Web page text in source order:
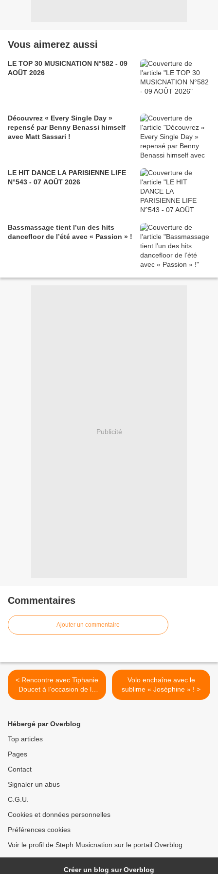
Vous aimerez aussi
LE TOP 30 MUSICNATION N°582 - 09
AOÛT 2026
Découvrez « Every Single Day »
repensé par Benny Benassi himself
avec Matt Sassari !
LE HIT DANCE LA PARISIENNE LIFE
N°543 - 07 AOÛT 2026
Bassmassage tient l’un des hits
dancefloor de l’été avec « Passion » !
Publicité
Commentaires
Ajouter un commentaire
< Rencontre avec Tiphanie
Doucet à l’occasion de la
sortie imminente de son
Volo enchaîne avec le
sublime « Joséphine » ! >
Hébergé par Overblog
Top articles
Pages
Contact
Signaler un abus
C.G.U.
Cookies et données personnelles
Préférences cookies
Voir le profil de Steph Musicnation sur le portail Overblog
Créer un blog sur Overblog